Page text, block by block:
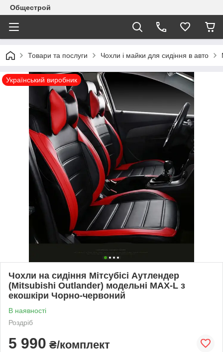
Общестрой
Товари та послуги Чохли і майки для сидіння в авто
Український виробник
Чохли на сидіння Мітсубісі Аутлендер
(Mitsubishi Outlander) модельні MAX-L з
екошкіри Чорно-червоний
В наявності
Роздріб
5 990 ₴/комплект